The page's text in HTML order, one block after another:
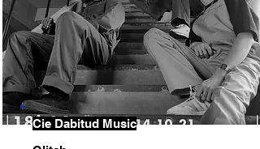
Cie Dabitud Music